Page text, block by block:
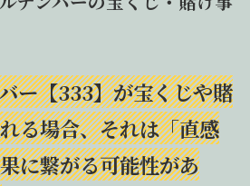
ー【333】が宝くじや賭
る場合、それは「直感
に繋がる可能性があ